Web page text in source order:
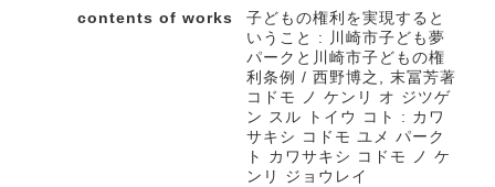
contents of works
子どもの権利を実現すると
いうこと : 川崎市子ども夢
パークと川崎市子どもの権
利条例 / 西野博之, 末冨芳著
コドモ ノ ケンリ オ ジツゲ
ン スル トイウ コト : カワ
サキシ コドモ ユメ パーク
ト カワサキシ コドモ ノ ケ
ンリ ジョウレイ